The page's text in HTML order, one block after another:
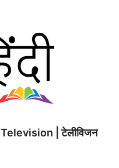
Television | टेलीविजन